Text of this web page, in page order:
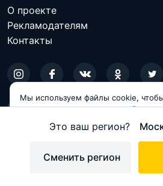
Это ваш регион?
Сменить регион
О проекте
Рекламодателям
Контакты
© 2026 NOVOSTROEV.RU
Политика обработки персональных
Мы используем файлы cookie,
корректно и становился удобнее
Принимаю